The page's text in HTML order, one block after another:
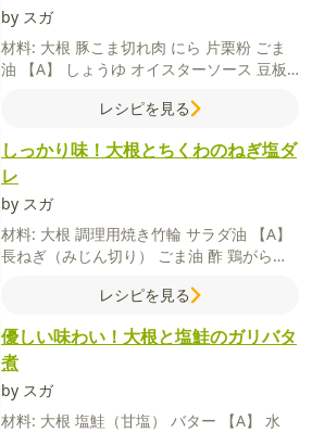
by スガ
材料: 大根 豚こま切れ肉 にら 片栗粉 ごま
油
【A】 しょうゆ オイスターソース 豆板
レシピを見る
しっかり味！大根とちくわのねぎ塩ダ
レ
by スガ
材料: 大根 調理用焼き竹輪 サラダ油
【A】
長ねぎ（みじん切り）
ごま油 酢 鶏がらス
レシピを見る
優しい味わい！大根と塩鮭のガリバタ
煮
by スガ
材料: 大根 塩鮭（甘塩） バター 【A】 水